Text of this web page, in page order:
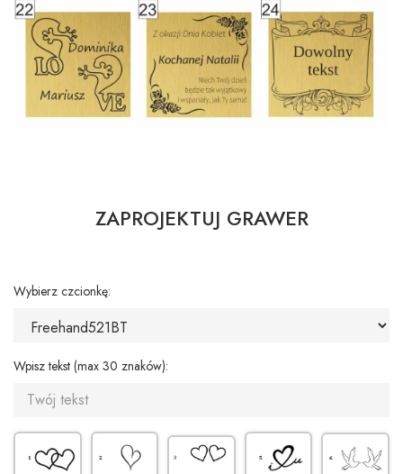
ZAPROJEKTUJ GRAWER
Wybierz czcionkę:
Wpisz tekst (max 30 znaków):